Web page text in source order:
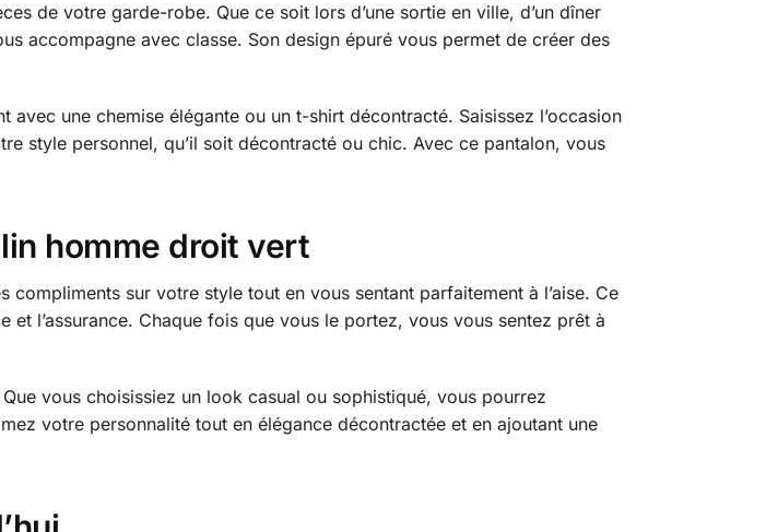
de votre garde-robe. Que ce soit lors d’une sortie en ville, d’un dîner
accompagne avec classe. Son design épuré vous permet de créer des
avec une chemise élégante ou un t-shirt décontracté. Saisissez l’occasion
style personnel, qu’il soit décontracté ou chic. Avec ce pantalon, vous
homme droit vert
compliments sur votre style tout en vous sentant parfaitement à l’aise. Ce
l’assurance. Chaque fois que vous le portez, vous vous sentez prêt à
vous choisissiez un look casual ou sophistiqué, vous pourrez
votre personnalité tout en élégance décontractée et en ajoutant une